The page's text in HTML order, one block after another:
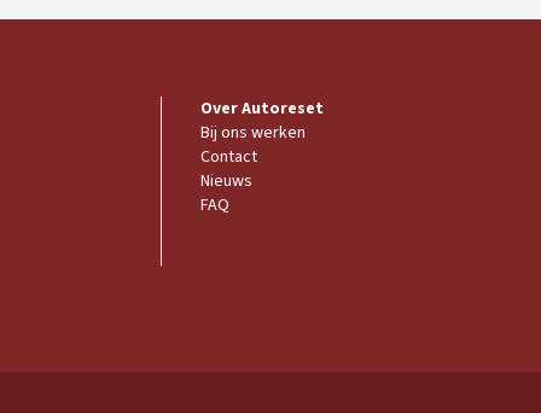
Over Autoreset
Bij ons werken
Contact
Nieuws
FAQ